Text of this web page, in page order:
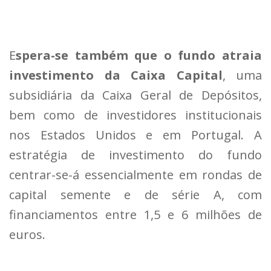
Espera-se também que o fundo atraia
investimento da Caixa Capital, uma
subsidiária da Caixa Geral de Depósitos,
bem como de investidores institucionais
nos Estados Unidos e em Portugal. A
estratégia de investimento do fundo
centrar-se-á essencialmente em rondas de
capital semente e de série A, com
financiamentos entre 1,5 e 6 milhões de
euros.